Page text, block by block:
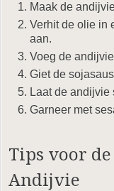
Maak de
Verhit de olie in
aan.
Voeg de
Giet de
Laat de andijvie
Garneer met
Tips voor de
Andijvie